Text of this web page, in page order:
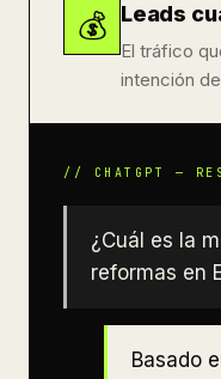
💰 Leads
El tráfico
intención
¿Cuál es la
reformas en
Basado